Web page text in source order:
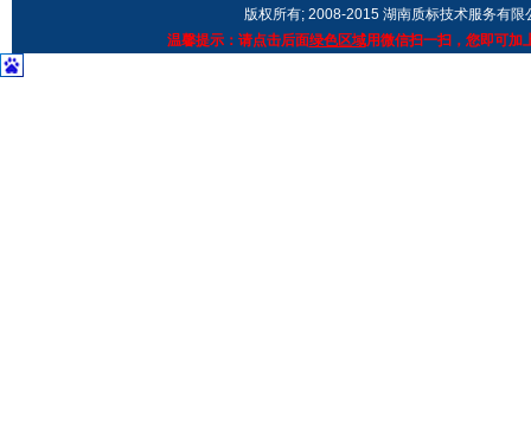
版权所有; 2008-2015 湖南质标技术服务有限
温馨提示：请点击后面绿色区域用微信扫一扫，您即可加